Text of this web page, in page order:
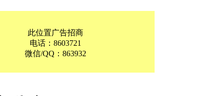
此位置广告招商
电话：8603721
微信/QQ：863932